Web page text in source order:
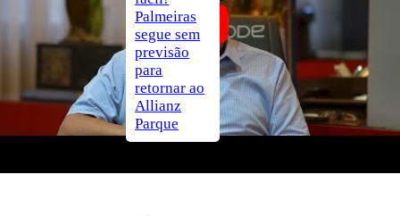
Palmeiras
segue sem
previsão
para
retornar ao
Allianz
Parque